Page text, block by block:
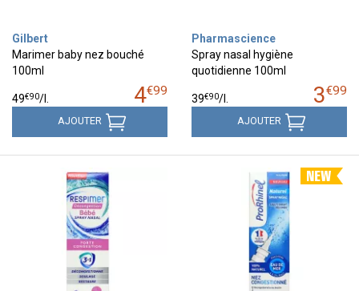
Gilbert
Marimer baby nez bouché
100ml
4€99
49€90/l.
AJOUTER
Pharmascience
Spray nasal hygiène
quotidienne 100ml
3€99
39€90/l.
AJOUTER